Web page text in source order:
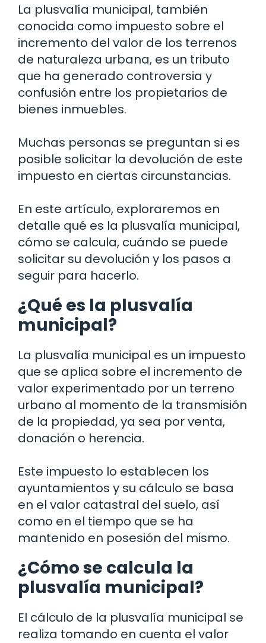
La plusvalía municipal, también
conocida como impuesto sobre el
incremento del valor de los terrenos
de naturaleza urbana, es un tributo
que ha generado controversia y
confusión entre los propietarios de
bienes inmuebles.
Muchas personas se preguntan si es
posible solicitar la devolución de este
impuesto en ciertas circunstancias.
En este artículo, exploraremos en
detalle qué es la plusvalía municipal,
cómo se calcula, cuándo se puede
solicitar su devolución y los pasos a
seguir para hacerlo.
¿Qué es la plusvalía
municipal?
La plusvalía municipal es un impuesto
que se aplica sobre el incremento de
valor experimentado por un terreno
urbano al momento de la transmisión
de la propiedad, ya sea por venta,
donación o herencia.
Este impuesto lo establecen los
ayuntamientos y su cálculo se basa
en el valor catastral del suelo, así
como en el tiempo que se ha
mantenido en posesión del mismo.
¿Cómo se calcula la
plusvalía municipal?
El cálculo de la plusvalía municipal se
realiza tomando en cuenta el valor